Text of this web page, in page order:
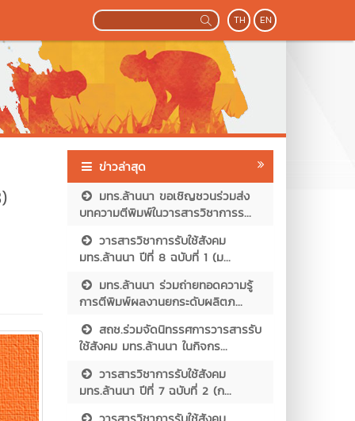
TH EN
ข่าวล่าสุด
มทร.ล้านนา ขอเชิญชวนร่วมส่ง
บทความตีพิมพ์ในวารสารวิชาการร...
วารสารวิชาการรับใช้สังคม
มทร.ล้านนา ปีที่ 8 ฉบับที่ 1 (ม...
มทร.ล้านนา ร่วมถ่ายทอดความรู้
การตีพิมพ์ผลงานยกระดับผลิตภ...
สถช.ร่วมจัดนิทรรศการวารสารรับ
ใช้สังคม มทร.ล้านนา ในกิจกร...
วารสารวิชาการรับใช้สังคม
มทร.ล้านนา ปีที่ 7 ฉบับที่ 2 (ก...